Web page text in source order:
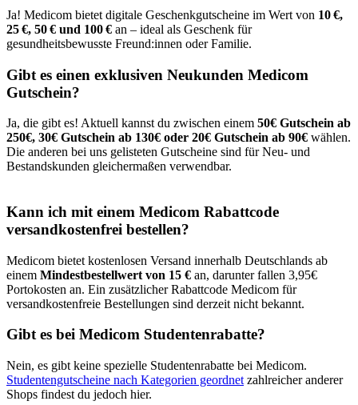
Ja! Medicom bietet digitale Geschenkgutscheine im Wert von 10 €,
25 €, 50 € und 100 € an – ideal als Geschenk für
gesundheitsbewusste Freund:innen oder Familie.
Gibt es einen exklusiven Neukunden Medicom
Gutschein?
Ja, die gibt es! Aktuell kannst du zwischen einem 50€ Gutschein ab
250€, 30€ Gutschein ab 130€ oder 20€ Gutschein ab 90€ wählen.
Die anderen bei uns gelisteten Gutscheine sind für Neu- und
Bestandskunden gleichermaßen verwendbar.
Kann ich mit einem Medicom Rabattcode
versandkostenfrei bestellen?
Medicom bietet kostenlosen Versand innerhalb Deutschlands ab
einem Mindestbestellwert von 15 € an, darunter fallen 3,95€
Portokosten an. Ein zusätzlicher Rabattcode Medicom für
versandkostenfreie Bestellungen sind derzeit nicht bekannt.​
Gibt es bei Medicom Studentenrabatte?
Nein, es gibt keine spezielle Studentenrabatte bei Medicom.
Studentengutscheine nach Kategorien geordnet zahlreicher anderer
Shops findest du jedoch hier.